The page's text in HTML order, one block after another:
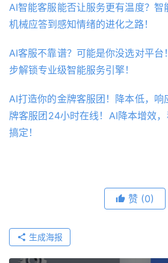
AI智能客服能否让服务更有温度？智
机械应答到感知情绪的进化之路！
AI客服不靠谱？可能是你没选对平台
步解锁专业级智能服务引擎！
AI打造你的金牌客服团！降本低，
牌客服团24小时在线！AI降本增效
搞定！
赞 (0)
生成海报